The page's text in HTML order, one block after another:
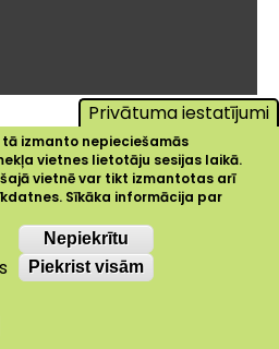
Privātuma iestatījumi
izmanto nepieciešamās
vietnes lietotāju sesijas laikā.
vietnē var tikt izmantotas arī
Sīkāka informācija par
Nepiekrītu
Piekrist visām
Nepiekrītu